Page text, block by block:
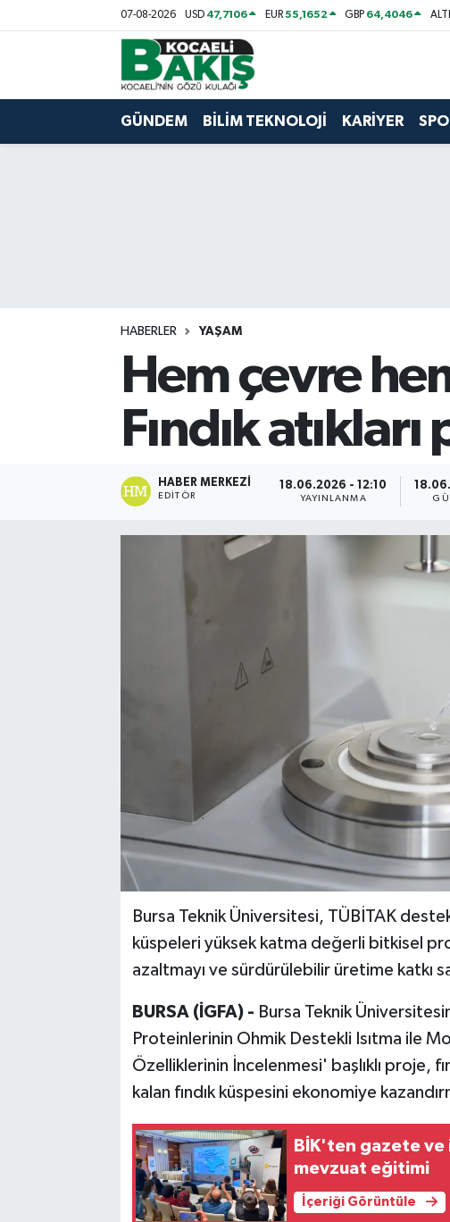
07-08-2026 USD 47,7106 EUR55,1652 GBP 64,4046
GÜNDEM BİLİM TEKNOLOJİ KARİYER
HABERLER YAŞAM
Hem çevre
Fındık
HABER MERKEZI
EDITÖR
18.06.2026 - 12:10
YAYINLANMA
Bursa Teknik Üniversitesi, TÜBİTAK
küspeleri yüksek katma değerli bitkisel
azaltmayı ve sürdürülebilir üretime katkı
BURSA (İGFA) - Bursa Teknik
Proteinlerinin Ohmik Destekli Isıtma ile
Özelliklerinin İncelenmesi' başlıklı proje,
kalan fındık küspesini ekonomiye
BİK'ten gazete
mevzuat eğitimi
İçeriği Görüntüle
Kocaeli Nöbetçi Eczaneler
Kocaeli Hava Durumu